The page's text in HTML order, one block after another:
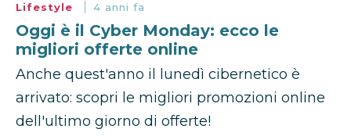
Lifestyle 4 anni fa
Oggi è il Cyber Monday: ecco le
migliori offerte online
Anche quest'anno il lunedì cibernetico è
arrivato: scopri le migliori promozioni online
dell'ultimo giorno di offerte!